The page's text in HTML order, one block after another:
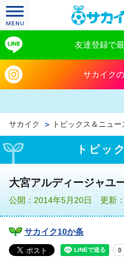
友達登録で
サカイク
サカイク トピックス＆ニュー
トピッ
大宮アルディージャユ
公開：2014年5月20日 更新
サカイク10か条